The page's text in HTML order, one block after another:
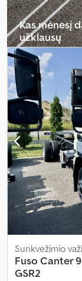
Kas mėnesį
užklausų
Sunkvežimio
FusoCanter
GSR2